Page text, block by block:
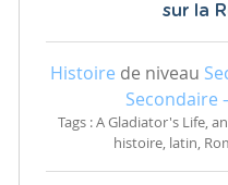
sur la
Histoire de niveau
Secondaire
Tags : A Gladiator's Life,
histoire, latin,